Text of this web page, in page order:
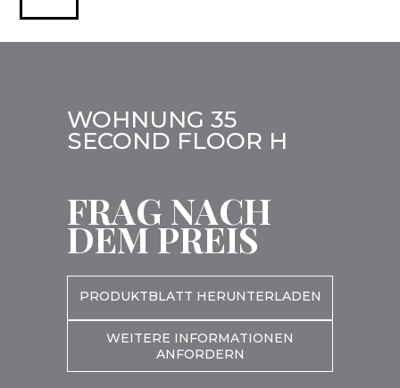
WOHNUNG 35
SECOND FLOOR H
FRAG NACH
DEM PREIS
PRODUKTBLATT HERUNTERLADEN
WEITERE INFORMATIONEN
ANFORDERN